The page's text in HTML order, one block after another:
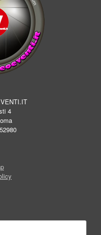
4